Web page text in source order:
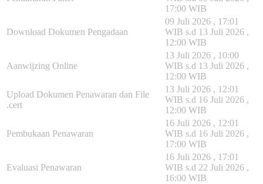
17:00 WIB
Download Dokumen Pengadaan
09 Juli 2026 , 17:01
WIB s.d 13 Juli 2026 ,
12:00 WIB
Aanwijzing Online
13 Juli 2026 , 10:00
WIB s.d 13 Juli 2026 ,
12:00 WIB
Upload Dokumen Penawaran dan File
.cert
13 Juli 2026 , 12:01
WIB s.d 16 Juli 2026 ,
12:00 WIB
Pembukaan Penawaran
16 Juli 2026 , 12:01
WIB s.d 16 Juli 2026 ,
17:00 WIB
Evaluasi Penawaran
16 Juli 2026 , 17:01
WIB s.d 22 Juli 2026 ,
16:00 WIB